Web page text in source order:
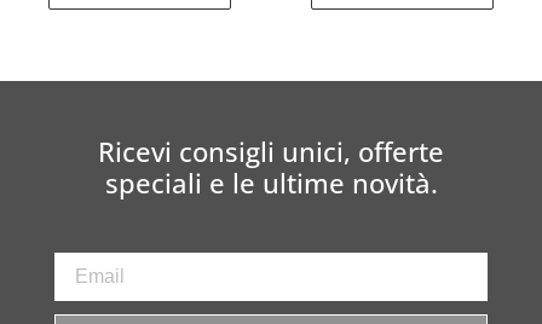
Ricevi consigli unici, offerte
speciali e le ultime novità.